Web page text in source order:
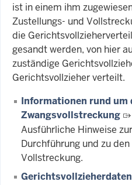
ist in einem ihm
Zustellungs- und
die
gesandt werden, von hier
zuständige
Gerichtsvollzieher verteilt.
Informationen rund um
Zwangsvollstreckung
Ausführliche Hinweise
Durchführung und zu
Vollstreckung.